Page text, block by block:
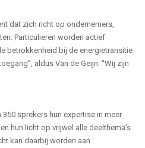
dat zich richt op ondernemers,
Particulieren worden actief
betrokkenheid bij de energietransitie
aldus Van de Geijn: “Wij zijn
350 sprekers hun expertise in meer
hun licht op vrijwel alle deelthema’s
kan daarbij worden aan